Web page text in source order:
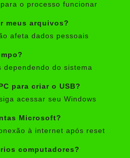
o processo funcionar
meus arquivos?
afeta dados pessoais
dependendo do sistema
para criar o USB?
acessar seu Windows
Microsoft?
à internet após reset
computadores?